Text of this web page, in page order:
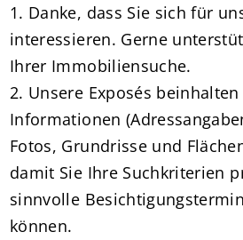
1. Danke, dass Sie sich für
interessieren. Gerne
Ihrer Immobiliensuche.
2. Unsere Exposés
Informationen
Fotos, Grundrisse und
damit Sie Ihre Suchkriterien
sinnvolle
können.